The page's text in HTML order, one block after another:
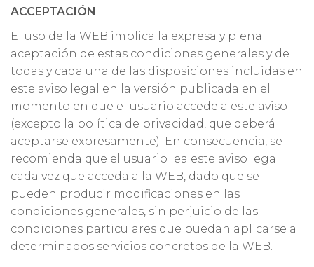
ACCEPTACIÓN
El uso de la WEB implica la expresa y plena
aceptación de estas condiciones generales y de
todas y cada una de las disposiciones incluidas en
este aviso legal en la versión publicada en el
momento en que el usuario accede a este aviso
(excepto la política de privacidad, que deberá
aceptarse expresamente). En consecuencia, se
recomienda que el usuario lea este aviso legal
cada vez que acceda a la WEB, dado que se
pueden producir modificaciones en las
condiciones generales, sin perjuicio de las
condiciones particulares que puedan aplicarse a
determinados servicios concretos de la WEB.